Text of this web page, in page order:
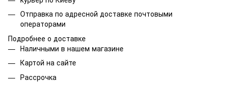
Отправка по адресной доставке почтовыми
операторами
Подробнее о доставке
Наличными в нашем магазине
Картой на сайте
Рассрочка